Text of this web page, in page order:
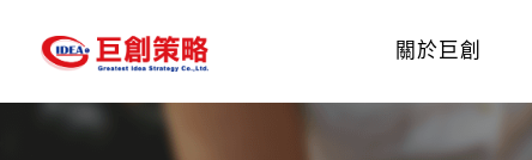
關於巨創